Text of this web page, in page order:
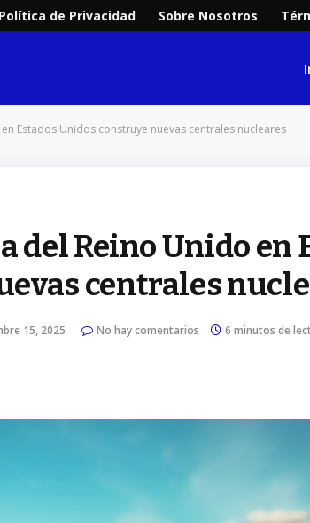
Política de Privacidad Sobre Nosotros
Estados Unidos construye nuevas centrales nucleares
del Reino Unido en
centrales
15, 2025 No hay comentarios 6 minutos de